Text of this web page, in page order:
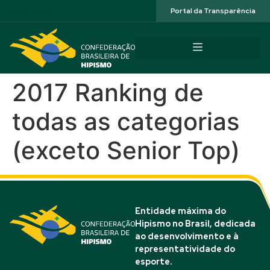
Portal da Transparência
2017 Ranking de
todas as categorias
(exceto Senior Top)
Entidade máxima do
Hipismo no Brasil, dedicada
ao desenvolvimento e à
representatividade do
esporte.